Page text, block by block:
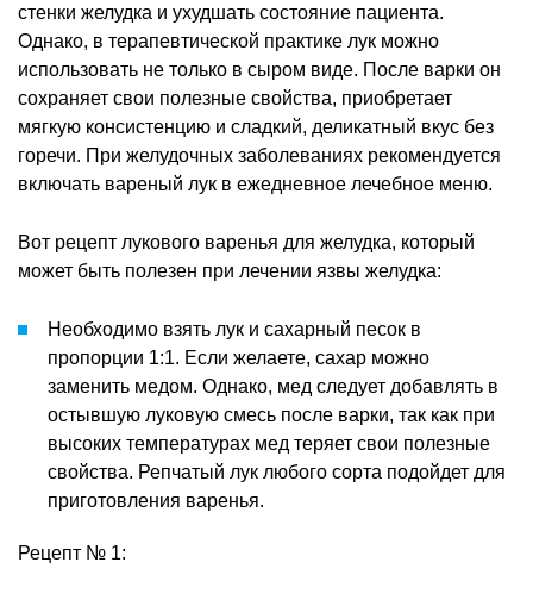
стенки желудка и ухудшать состояние пациента.
Однако, в терапевтической практике лук можно
использовать не только в сыром виде. После варки он
сохраняет свои полезные свойства, приобретает
мягкую консистенцию и сладкий, деликатный вкус без
горечи. При желудочных заболеваниях рекомендуется
включать вареный лук в ежедневное лечебное меню.
Вот рецепт лукового варенья для желудка, который
может быть полезен при лечении язвы желудка:
Необходимо взять лук и сахарный песок в
пропорции 1:1. Если желаете, сахар можно
заменить медом. Однако, мед следует добавлять в
остывшую луковую смесь после варки, так как при
высоких температурах мед теряет свои полезные
свойства. Репчатый лук любого сорта подойдет для
приготовления варенья.
Рецепт № 1: